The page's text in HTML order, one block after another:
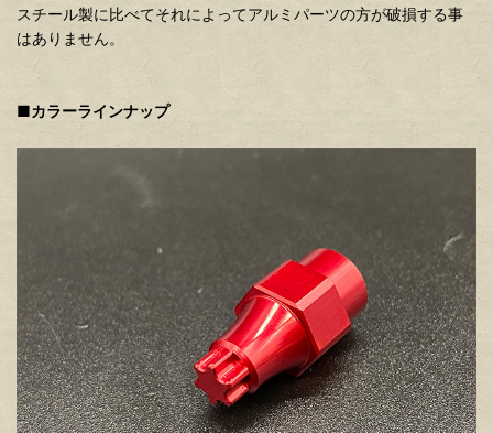
スチール製に比べてそれによってアルミパーツの方が破損する事
はありません。
■カラーラインナップ